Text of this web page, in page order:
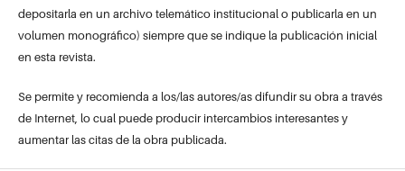
depositarla en un archivo telemático institucional o publicarla en un
volumen monográfico) siempre que se indique la publicación inicial
en esta revista.
Se permite y recomienda a los/las autores/as difundir su obra a través
de Internet, lo cual puede producir intercambios interesantes y
aumentar las citas de la obra publicada.